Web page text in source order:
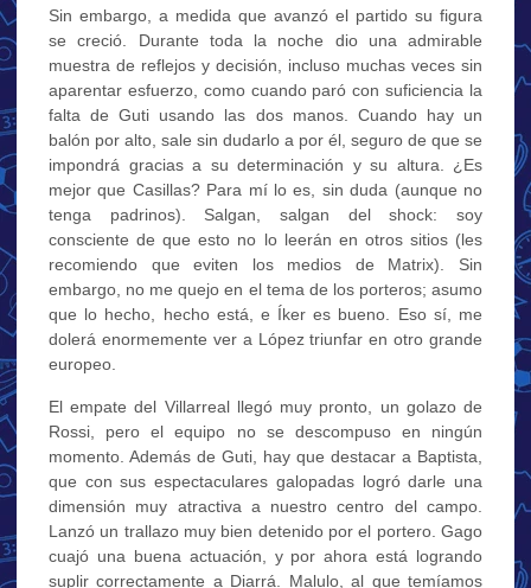
Sin embargo, a medida que avanzó el partido su figura
se creció. Durante toda la noche dio una admirable
muestra de reflejos y decisión, incluso muchas veces sin
aparentar esfuerzo, como cuando paró con suficiencia la
falta de Guti usando las dos manos. Cuando hay un
balón por alto, sale sin dudarlo a por él, seguro de que se
impondrá gracias a su determinación y su altura. ¿Es
mejor que Casillas? Para mí lo es, sin duda (aunque no
tenga padrinos). Salgan, salgan del shock: soy
consciente de que esto no lo leerán en otros sitios (les
recomiendo que eviten los medios de Matrix). Sin
embargo, no me quejo en el tema de los porteros; asumo
que lo hecho, hecho está, e Íker es bueno. Eso sí, me
dolerá enormemente ver a López triunfar en otro grande
europeo.
El empate del Villarreal llegó muy pronto, un golazo de
Rossi, pero el equipo no se descompuso en ningún
momento. Además de Guti, hay que destacar a Baptista,
que con sus espectaculares galopadas logró darle una
dimensión muy atractiva a nuestro centro del campo.
Lanzó un trallazo muy bien detenido por el portero. Gago
cuajó una buena actuación, y por ahora está logrando
suplir correctamente a Diarrá. Malulo, al que temíamos